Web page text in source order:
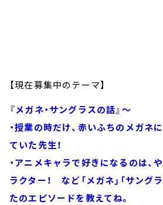
【現在募集中のテーマ】
『メガネ・サングラスの話』～
・授業の時だけ、赤いふちのメガネ
ていた先生！
・アニメキャラで好きになるのは、
ラクター！ など「メガネ」「サング
たのエピソードを教えてね。